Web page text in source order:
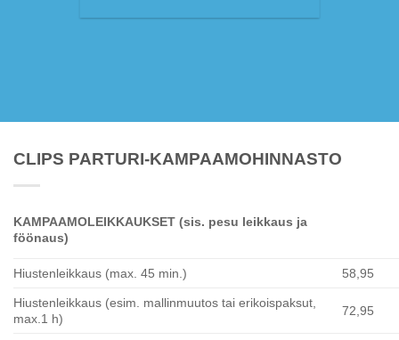
CLIPS PARTURI-KAMPAAMOHINNASTO
KAMPAAMOLEIKKAUKSET (sis. pesu leikkaus ja
föönaus)
Hiustenleikkaus (max. 45 min.) 58,95
Hiustenleikkaus (esim. mallinmuutos tai erikoispaksut,
max.1 h)
72,95